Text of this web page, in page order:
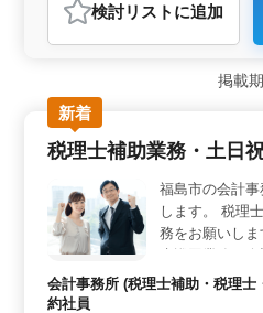
おすすめポイント
＜中高年の活躍＞ この施設
看護師が活躍中です。夜勤が
で、ライフスタイルに合わせ
す。中高年のスタッフが活躍
ます。 ＜アクセスと勤務条
便利な立地にあり、車通勤も
で、安定した勤務が可能です
り、通勤にかかる負担が少な
す。 ＜専門スキルの活用＞
験が必要で、ベッドメイキン
ェックなどの看護の専門性を
ります。
検討リスト に追加
掲載
新着
税理士補助業務・土日
福島市の会計
します。 税理
務をお願いし
先巡回業務（
法人及び個人
会計事務所 (税理士補助・税理
約社員